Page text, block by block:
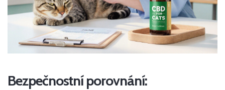
Bezpečnostní porovnání: